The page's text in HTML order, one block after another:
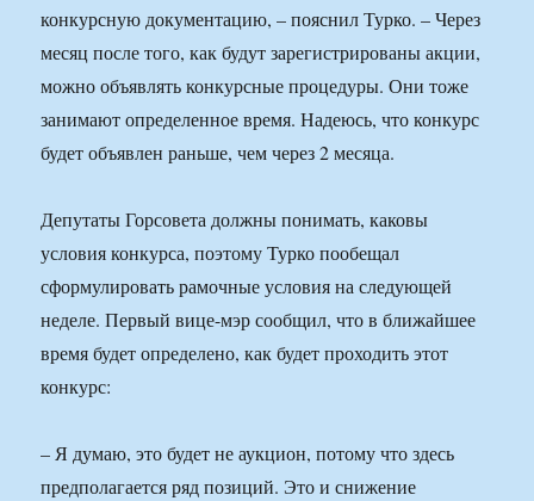
конкурсную документацию, – пояснил Турко. – Через
месяц после того, как будут зарегистрированы акции,
можно объявлять конкурсные процедуры. Они тоже
занимают определенное время. Надеюсь, что конкурс
будет объявлен раньше, чем через 2 месяца.
Депутаты Горсовета должны понимать, каковы
условия конкурса, поэтому Турко пообещал
сформулировать рамочные условия на следующей
неделе. Первый вице-мэр сообщил, что в ближайшее
время будет определено, как будет проходить этот
конкурс:
– Я думаю, это будет не аукцион, потому что здесь
предполагается ряд позиций. Это и снижение